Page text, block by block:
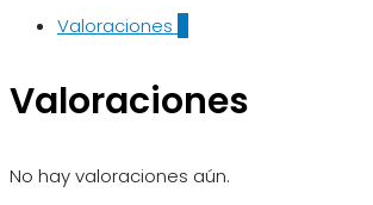
Valoraciones
Valoraciones
No hay valoraciones aún.